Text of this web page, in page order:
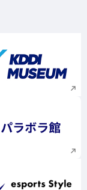
新規ウィンドウで
新規ウィンドウで